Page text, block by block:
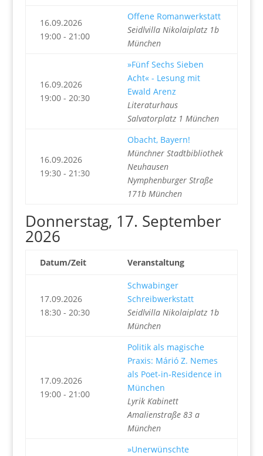
16.09.2026
19:00 - 21:00
Offene Romanwerkstatt
Seidlvilla Nikolaiplatz 1b
München
16.09.2026
19:00 - 20:30
»Fünf Sechs Sieben
Acht« - Lesung mit
Ewald Arenz
Literaturhaus
Salvatorplatz 1 München
16.09.2026
19:30 - 21:30
Obacht, Bayern!
Münchner Stadtbibliothek
Neuhausen
Nymphenburger Straße
171b München
Donnerstag, 17. September
2026
Datum/Zeit Veranstaltung
17.09.2026
18:30 - 20:30
Schwabinger
Schreibwerkstatt
Seidlvilla Nikolaiplatz 1b
München
17.09.2026
19:00 - 21:00
Politik als magische
Praxis: Márió Z. Nemes
als Poet-in-Residence in
München
Lyrik Kabinett
Amalienstraße 83 a
München
»Unerwünschte